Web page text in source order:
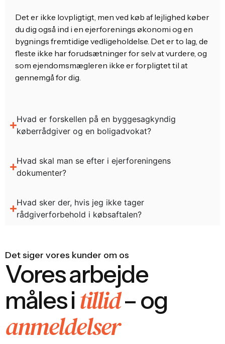
Det er ikke lovpligtigt, men ved køb af lejlighed køber
du dig også ind i en ejerforenings økonomi og en
bygnings fremtidige vedligeholdelse. Det er to lag, de
fleste ikke har forudsætninger for selv at vurdere, og
som ejendomsmægleren ikke er forpligtet til at
gennemgå for dig.
Hvad er forskellen på en byggesagkyndig
køberrådgiver og en boligadvokat?
Hvad skal man se efter i ejerforeningens
dokumenter?
Hvad sker der, hvis jeg ikke tager
rådgiverforbehold i købsaftalen?
Det siger vores kunder om os
Vores arbejde
måles i tillid– og
anmeldelser